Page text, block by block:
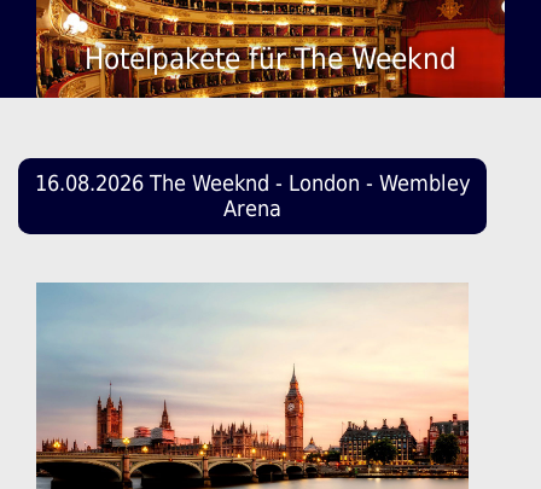
Hotelpakete für The Weeknd
16.08.2026 The Weeknd - London - Wembley
Arena